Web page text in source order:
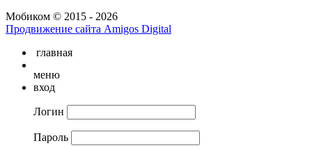
Мобиком © 2015 - 2026
Продвижение сайта Amigos Digital
главная
меню
вход
Логин
Пароль